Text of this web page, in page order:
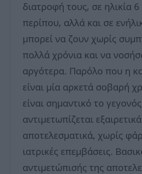
διατροφή τους, σε ηλικία
περίπου, αλλά και σε
μπορεί να ζουν χωρίς
πολλά χρόνια και να
αργότερα. Παρόλο που η
είναι μία αρκετά σοβαρή
είναι σημαντικό το
αντιμετωπίζεται εξαιρετικά
αποτελεσματικά, χωρίς
ιατρικές επεμβάσεις.
αντιμετώπισής της